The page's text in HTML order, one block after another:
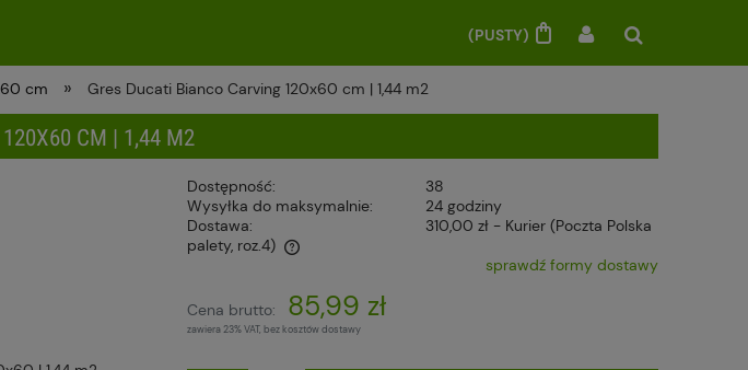
(PUSTY)
cm » Gres Ducati Bianco Carving 120x60 cm | 1,44 m2
120X60 CM | 1,44 M2
Dostępność:
38
Wysyłka do maksymalnie:
24 godziny
Dostawa:
310,00 zł - Kurier (Poczta Polska
palety, roz.4)
sprawdź formy dostawy
Cena brutto: 85,99 zł
zawiera 23% VAT, bez kosztów dostawy